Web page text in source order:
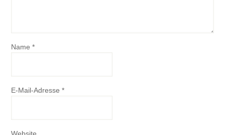
Name*
E-Mail-Adresse*